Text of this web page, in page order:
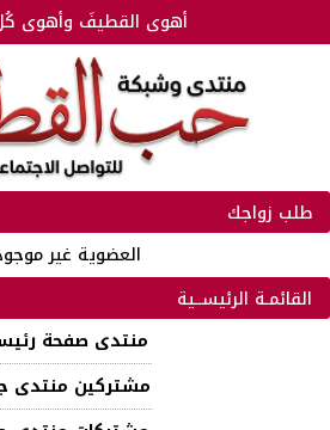
أهوى القطيفَ وأهوى
طلب زواجك
العضوية غير
القائمـة الرئيســية
منتدى صفحة
مشتركين منتدى